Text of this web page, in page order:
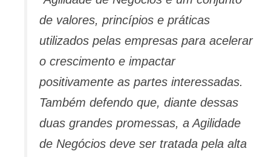
de valores, princípios e práticas
utilizados pelas empresas para acelerar
o crescimento e impactar
positivamente as partes interessadas.
Também defendo que, diante dessas
duas grandes promessas, a Agilidade
de Negócios deve ser tratada pela alta